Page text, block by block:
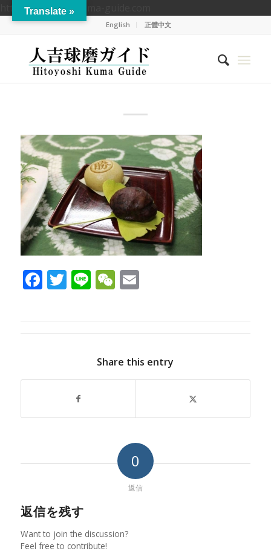
https://hitoyoshikuma-guide.com
English 正體中文
Facebook
Twitter
LineWeChat
Email
Share this entry
0
返信
返信を残す
Want to join the discussion?
Feel free to contribute!
Translate »